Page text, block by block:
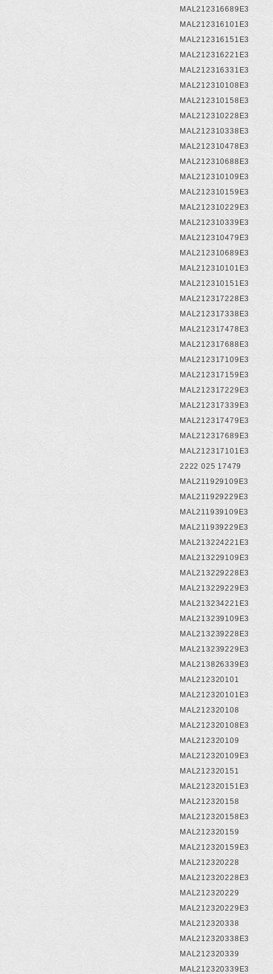
MAL212316689E3
MAL212316101E3
MAL212316151E3
MAL212316221E3
MAL212316331E3
MAL212310108E3
MAL212310158E3
MAL212310228E3
MAL212310338E3
MAL212310478E3
MAL212310688E3
MAL212310109E3
MAL212310159E3
MAL212310229E3
MAL212310339E3
MAL212310479E3
MAL212310689E3
MAL212310101E3
MAL212310151E3
MAL212317228E3
MAL212317338E3
MAL212317478E3
MAL212317688E3
MAL212317109E3
MAL212317159E3
MAL212317229E3
MAL212317339E3
MAL212317479E3
MAL212317689E3
MAL212317101E3
2222 025 17479
MAL211929109E3
MAL211929229E3
MAL211939109E3
MAL211939229E3
MAL213224221E3
MAL213229109E3
MAL213229228E3
MAL213229229E3
MAL213234221E3
MAL213239109E3
MAL213239228E3
MAL213239229E3
MAL213826339E3
MAL212320101
MAL212320101E3
MAL212320108
MAL212320108E3
MAL212320109
MAL212320109E3
MAL212320151
MAL212320151E3
MAL212320158
MAL212320158E3
MAL212320159
MAL212320159E3
MAL212320228
MAL212320228E3
MAL212320229
MAL212320229E3
MAL212320338
MAL212320338E3
MAL212320339
MAL212320339E3